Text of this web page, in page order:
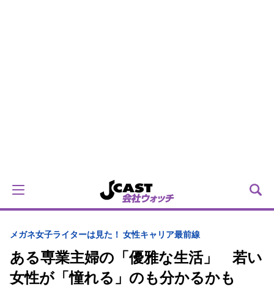
メガネ女子ライターは見た！ 女性キャリア最前線
ある専業主婦の「優雅な生活」 若い
女性が「憧れる」のも分かるかも